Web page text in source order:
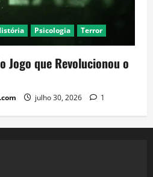
Psicologia Terror
Jogo que Revolucionou o
julho 30, 2026 1